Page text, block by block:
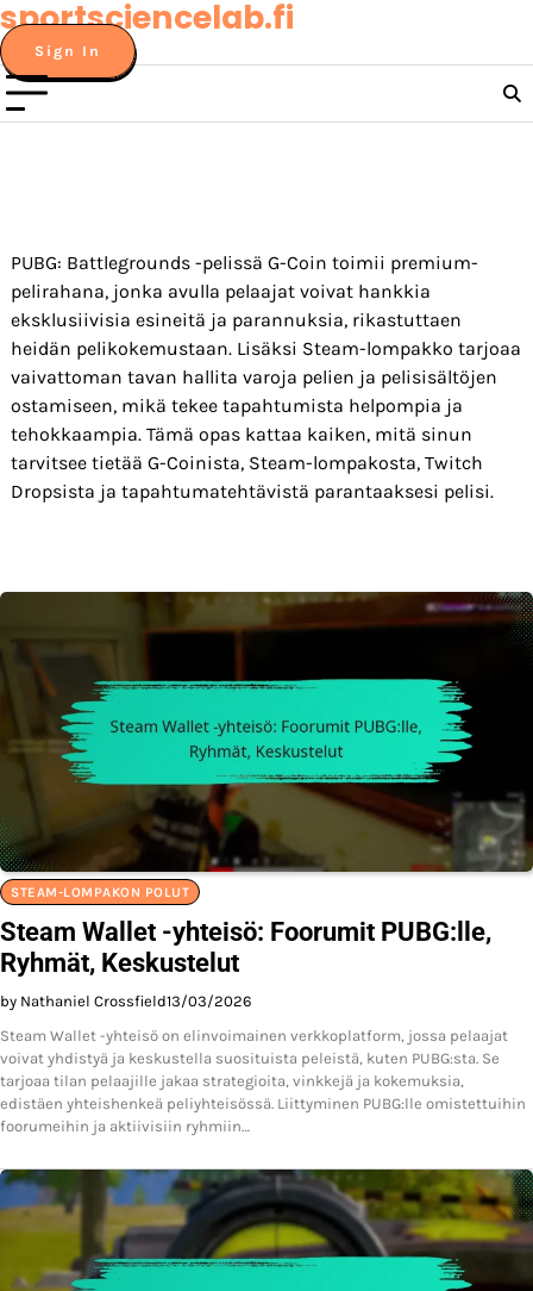
Skip
to
content
sportsciencelab.fi
Sign In
PUBG: Battlegrounds -pelissä G-Coin toimii premium-
pelirahana, jonka avulla pelaajat voivat hankkia
eksklusiivisia esineitä ja parannuksia, rikastuttaen
heidän pelikokemustaan. Lisäksi Steam-lompakko tarjoaa
vaivattoman tavan hallita varoja pelien ja pelisisältöjen
ostamiseen, mikä tekee tapahtumista helpompia ja
tehokkaampia. Tämä opas kattaa kaiken, mitä sinun
tarvitsee tietää G-Coinista, Steam-lompakosta, Twitch
Dropsista ja tapahtumatehtävistä parantaaksesi pelisi.
STEAM-LOMPAKON POLUT
Steam Wallet -yhteisö: Foorumit PUBG:lle,
Ryhmät, Keskustelut
by Nathaniel Crossfield13/03/2026
Steam Wallet -yhteisö on elinvoimainen verkkoplatform, jossa pelaajat
voivat yhdistyä ja keskustella suosituista peleistä, kuten PUBG:sta. Se
tarjoaa tilan pelaajille jakaa strategioita, vinkkejä ja kokemuksia,
edistäen yhteishenkeä peliyhteisössä. Liittyminen PUBG:lle omistettuihin
foorumeihin ja aktiivisiin ryhmiin…